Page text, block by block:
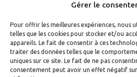
Gérer le
Pour offrir les meilleures expériences, nous
telles que les cookies pour stocker et/ou
appareils. Le fait de consentir à ces
traiter des données telles que le
uniques sur ce site. Le fait de ne pas
consentement peut avoir un effet négatif
FACEBOOK INSTAGRAM